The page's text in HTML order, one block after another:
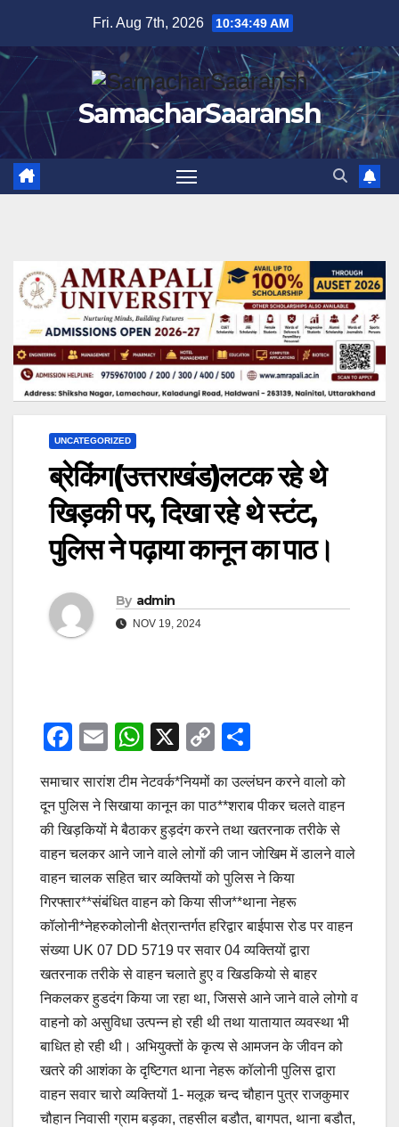
content
Fri. Aug 7th, 2026 10:34:50 AM
SamacharSaaransh
UNCATEGORIZED
ब्रेकिंग(उत्तराखंड)लटक रहे थे
खिड़की पर, दिखा रहे थे स्टंट,
पुलिस ने पढ़ाया कानून का पाठ।
By admin
NOV 19, 2024
F
c
e
b
o
o
k
E
ail
W
h
at
s
A
p
p
X
C
p
y
Li
n
k
ar
e
समाचार सारांश टीम नेटवर्क*नियमों का उल्लंघन करने वालो को
दून पुलिस ने सिखाया कानून का पाठ**शराब पीकर चलते वाहन
की खिड़कियों मे बैठाकर हुड़दंग करने तथा खतरनाक तरीके से
वाहन चलकर आने जाने वाले लोगों की जान जोखिम में डालने वाले
वाहन चालक सहित चार व्यक्तियों को पुलिस ने किया
गिरफ्तार**संबंधित वाहन को किया सीज**थाना नेहरू
कॉलोनी*नेहरुकोलोनी क्षेत्रान्तर्गत हरिद्वार बाईपास रोड पर वाहन
संख्या UK 07 DD 5719 पर सवार 04 व्यक्तियों द्वारा
खतरनाक तरीके से वाहन चलाते हुए व खिडकियो से बाहर
निकलकर हुडदंग किया जा रहा था, जिससे आने जाने वाले लोगो व
वाहनो को असुविधा उत्पन्न हो रही थी तथा यातायात व्यवस्था भी
बाधित हो रही थी। अभियुक्तों के कृत्य से आमजन के जीवन को
खतरे की आशंका के दृष्टिगत थाना नेहरू कॉलोनी पुलिस द्वारा
वाहन सवार चारो व्यक्तियों 1- मलूक चन्द चौहान पुत्र राजकुमार
चौहान निवासी ग्राम बड़का, तहसील बडौत, बागपत, थाना बडौत,